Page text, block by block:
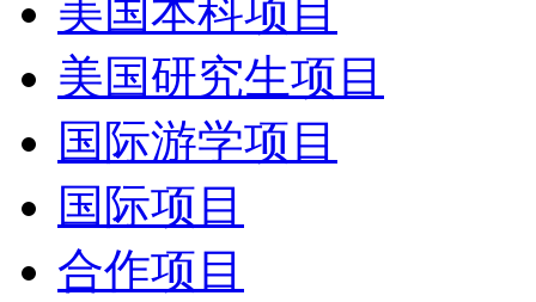
美国本科项目
美国研究生项目
国际游学项目
国际项目
合作项目